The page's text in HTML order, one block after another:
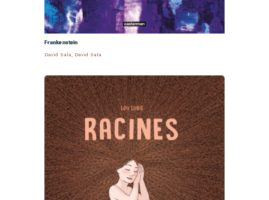
Frankenstein
David Sala David Sala